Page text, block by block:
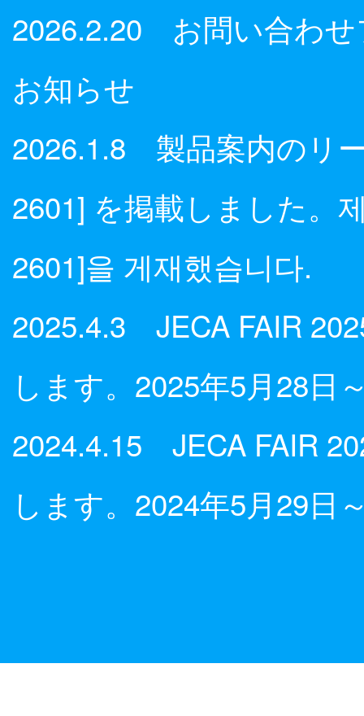
2026.2.20 お問い合わせ
お知らせ
2026.1.8 製品案内のリ
2601] を掲載しました。
2601]을 게재했습니다.
2025.4.3 JECA FAIR
します。2025年5月28日
2024.4.15 JECA FAIR
します。2024年5月29日